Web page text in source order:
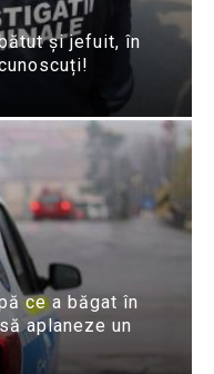
și jefuit, în
ce a băgat în
aplaneze un